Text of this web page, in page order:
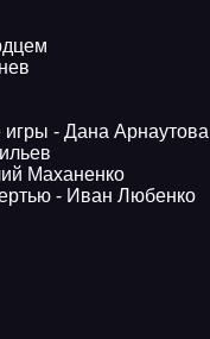
- Дана Арнаутова
Маханенко
- Иван Любенко